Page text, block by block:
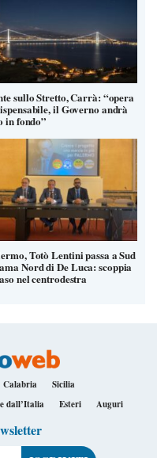
sullo Stretto, Carrà: “opera
il Governo andrà
in fondo”
Totò Lentini passa a Sud
Nord di De Luca: scoppia
nel centrodestra
Calabria
Sicilia
dall’Italia Esteri Auguri